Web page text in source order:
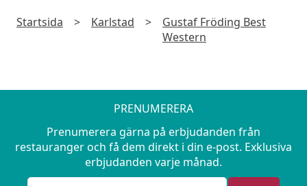
Startsida > Karlstad >
Gustaf Fröding Best
Western
PRENUMERERA
Prenumerera gärna på erbjudanden från
restauranger och få dem direkt i din e-post. Exklusiva
erbjudanden varje månad.